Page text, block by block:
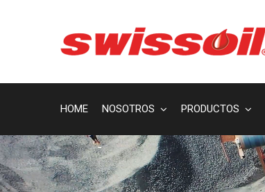
HOME NOSOTROS PRODUCTOS